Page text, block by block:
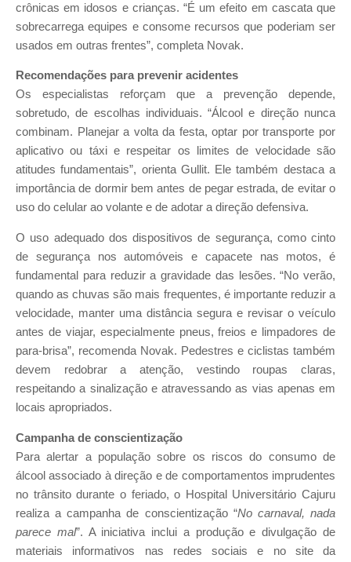
crônicas em idosos e crianças. “É um efeito em cascata que
sobrecarrega equipes e consome recursos que poderiam ser
usados em outras frentes”, completa Novak.
Recomendações para prevenir acidentes
Os especialistas reforçam que a prevenção depende,
sobretudo, de escolhas individuais. “Álcool e direção nunca
combinam. Planejar a volta da festa, optar por transporte por
aplicativo ou táxi e respeitar os limites de velocidade são
atitudes fundamentais”, orienta Gullit. Ele também destaca a
importância de dormir bem antes de pegar estrada, de evitar o
uso do celular ao volante e de adotar a direção defensiva.
O uso adequado dos dispositivos de segurança, como cinto
de segurança nos automóveis e capacete nas motos, é
fundamental para reduzir a gravidade das lesões. “No verão,
quando as chuvas são mais frequentes, é importante reduzir a
velocidade, manter uma distância segura e revisar o veículo
antes de viajar, especialmente pneus, freios e limpadores de
para-brisa”, recomenda Novak. Pedestres e ciclistas também
devem redobrar a atenção, vestindo roupas claras,
respeitando a sinalização e atravessando as vias apenas em
locais apropriados.
Campanha de conscientização
Para alertar a população sobre os riscos do consumo de
álcool associado à direção e de comportamentos imprudentes
no trânsito durante o feriado, o Hospital Universitário Cajuru
realiza a campanha de conscientização “No carnaval, nada
parece mal”. A iniciativa inclui a produção e divulgação de
materiais informativos nas redes sociais e no site da